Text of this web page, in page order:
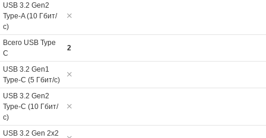
USB 3.2 Gen2
Type-A (10 Гбит/
с)
Всего USB Type
C
2
USB 3.2 Gen1
Type-C (5 Гбит/с)
USB 3.2 Gen2
Type-C (10 Гбит/
с)
USB 3.2 Gen 2x2